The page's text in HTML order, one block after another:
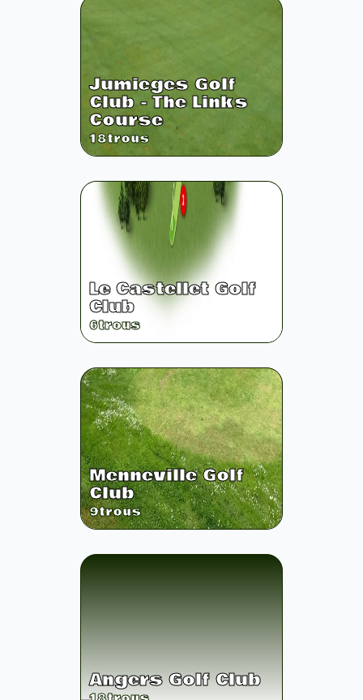
Jumieges Golf
Club - The Links
Course
18trous
Le Castellet Golf
Club
6trous
Menneville Golf
Club
9trous
Angers Golf Club